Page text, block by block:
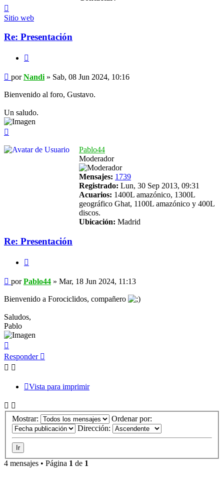
Nandi
Sitio web
Re: Presentación
Mensaje
porNandi » Sab, 08 Jun 2024, 10:16
Bienvenido al foro, Gustavo.
Un saludo.
Pablo44
Moderador
Mensajes: 1739
Registrado: Lun, 30 Sep 2013, 09:31
Acuarios: 1400L amazónico, 1300L
geográfico Ghat, 1100L amazónico y 400L
discos.
Ubicación: Madrid
Re: Presentación
Mensaje
porPablo44 » Mar, 18 Jun 2024, 11:13
Bienvenido a Forociclidos, compañero
Saludos,
Pablo
Responder
Vista para imprimir
Mostrar:
Ordenar por:
Dirección:
4 mensajes • Página 1 de 1